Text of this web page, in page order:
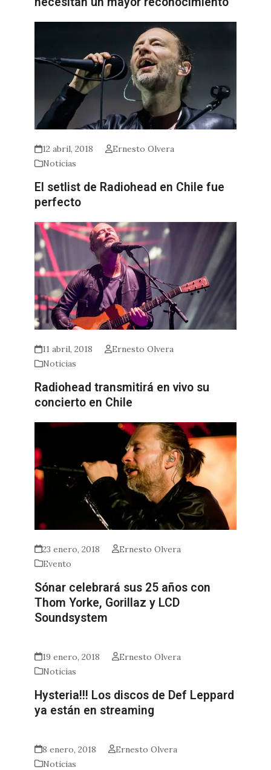
12 abril, 2018
Ernesto Olvera
Noticias
El setlist de Radiohead en Chile fue
perfecto
11 abril, 2018
Ernesto Olvera
Noticias
Radiohead transmitirá en vivo su
concierto en Chile
23 enero, 2018
Ernesto Olvera
Evento
Sónar celebrará sus 25 años con
Thom Yorke, Gorillaz y LCD
Soundsystem
19 enero, 2018
Ernesto Olvera
Noticias
Hysteria!!! Los discos de Def Leppard
ya están en streaming
8 enero, 2018
Ernesto Olvera
Noticias